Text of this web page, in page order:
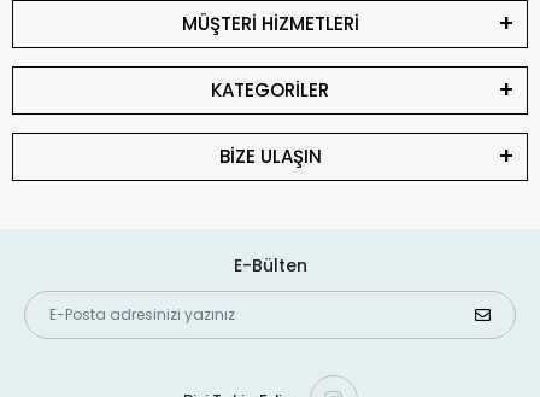
MÜŞTERİ HİZMETLERİ
KATEGORİLER
BİZE ULAŞIN
E-Bülten